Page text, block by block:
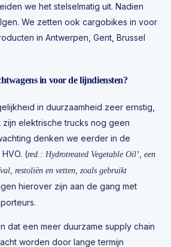
we het stelselmatig uit. Nadien
We zetten ook cargobikes in voor
in Antwerpen, Gent, Brussel
in voor de lijndiensten?
in duurzaamheid zeer ernstig,
elektrische trucks nog geen
denken we eerder in de
(red.: Hydrotreated Vegetable Oil’, een
restoliën en vetten, zoals gebruikt
hierover zijn aan de gang met
dat een meer duurzame supply chain
worden door lange termijn